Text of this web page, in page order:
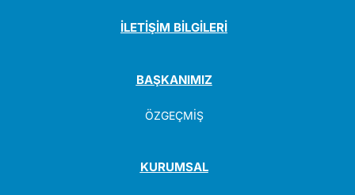
İLETİŞİM BİLGİLERİ
BAŞKANIMIZ
ÖZGEÇMİŞ
KURUMSAL